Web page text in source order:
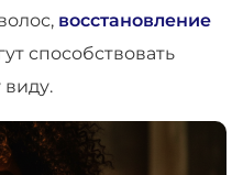
восстановление
способствовать